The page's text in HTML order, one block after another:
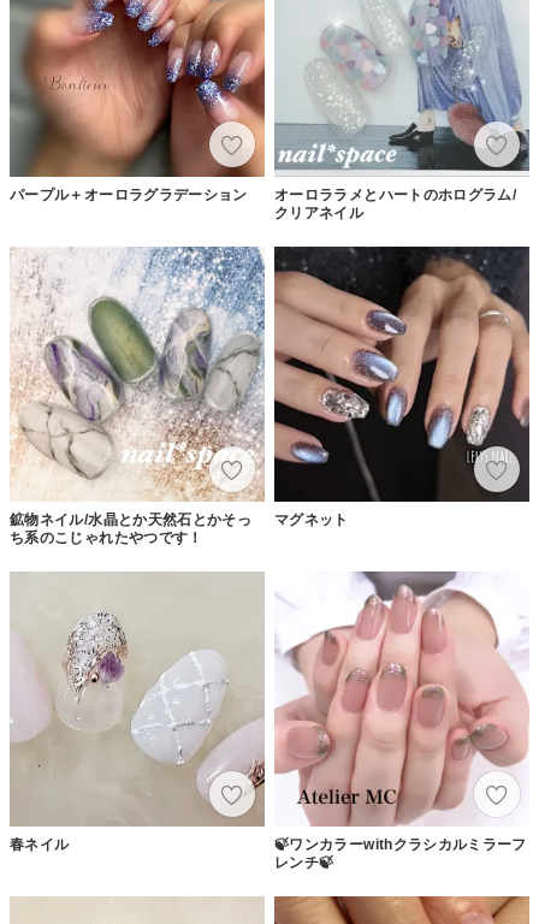
パープル＋オーロラグラデーション
オーロララメとハートのホログラム/
クリアネイル
鉱物ネイル/水晶とか天然石とかそっ
ち系のこじゃれたやつです！
マグネット
春ネイル
🍃ワンカラーwithクラシカルミラーフ
レンチ🍃